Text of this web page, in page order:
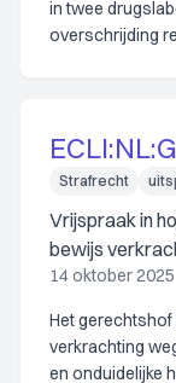
in twee
overschrijding
Strafrecht
Vrijspraak in
bewijs
14 oktober 2025
Het gerechtshof
verkrachting
en onduidelijke